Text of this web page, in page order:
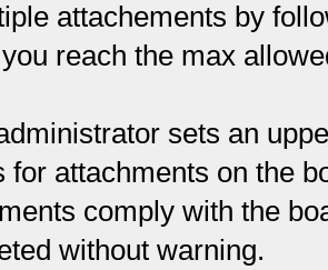
attachements by
reach the max
sets an
for attachments on the
comply with the
without warning.